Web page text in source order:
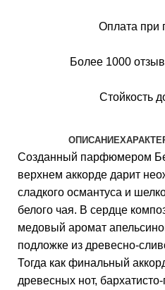
Оплата при
Более 1000
Стойкость
ОПИСАНИЕ
Созданный парфюмером
верхнем аккорде дарит
сладкого османтуса и
белого чая. В сердце
медовый аромат
подложке из древесно-
Тогда как финальный
древесных нот,